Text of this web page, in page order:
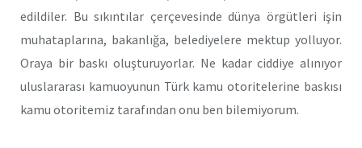
edildiler. Bu sıkıntılar çerçevesinde dünya örgütleri işin
muhataplarına, bakanlığa, belediyelere mektup yolluyor.
Oraya bir baskı oluşturuyorlar. Ne kadar ciddiye alınıyor
uluslararası kamuoyunun Türk kamu otoritelerine baskısı
kamu otoritemiz tarafından onu ben bilemiyorum.